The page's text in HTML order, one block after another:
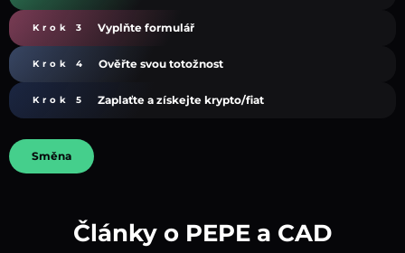
Krok 3 Vyplňte formulář
Krok 4 Ověřte svou totožnost
Krok 5 Zaplaťte a získejte krypto/fiat
Směna
Články o PEPE a CAD